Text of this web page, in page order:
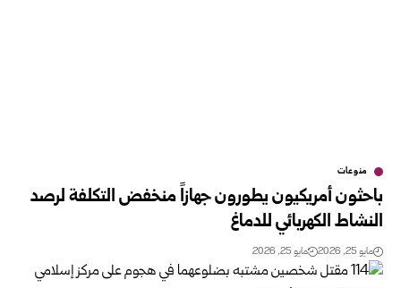
منوعات
باحثون أمريكيون يطورون جهازاً منخفض التكلفة لرصد
النشاط الكهربائي للدماغ
مايو 25, 2026 مايو 25, 2026